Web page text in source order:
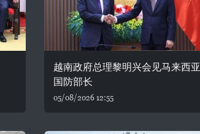
越南政府总理黎明兴会见马来西亚
国防部长
05/08/2026 12:55